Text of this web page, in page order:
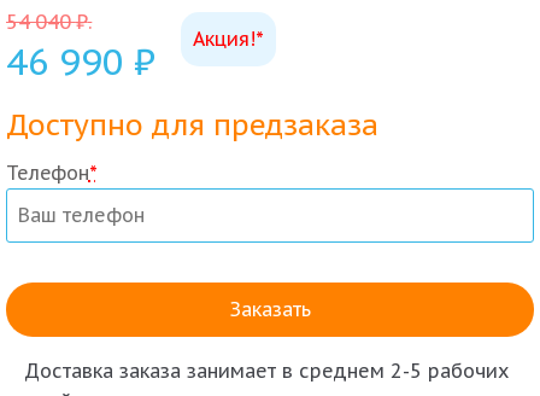
Акция!*
54 040₽.
46 990 ₽
Доступно для предзаказа
Телефон*
Доставка заказа занимает в среднем 2-5 рабочих